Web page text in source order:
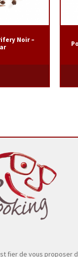
Noir –
fier de vous proposer